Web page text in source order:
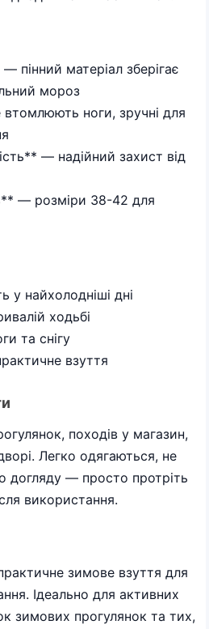
пінний матеріал зберігає
мороз
ноги, зручні для
— надійний захист від
— розміри 38-42 для
у найхолодніші дні
ходьбі
та снігу
взуття
походів у магазин,
Легко одягаються, не
догляду — просто протріть
використання.
зимове взуття для
Ідеально для активних
зимових прогулянок та тих,